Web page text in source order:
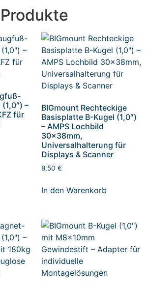
–
für
BIGmount Rechteckige
Basisplatte B-Kugel (1,0″)
– AMPS Lochbild
30x38mm,
Universalhalterung für
Displays & Scanner
8,50 €
In den Warenkorb